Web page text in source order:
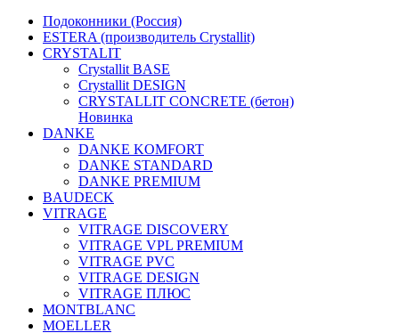
Подоконники (Россия)
ESTERA (производитель Crystallit)
CRYSTALIT
Crystallit BASE
Crystallit DESIGN
CRYSTALLIT CONCRETE (бетон)
Новинка
DANKE
DANKE KOMFORT
DANKE STANDARD
DANKE PREMIUM
BAUDECK
VITRAGE
VITRAGE DISCOVERY
VITRAGE VPL PREMIUM
VITRAGE PVC
VITRAGE DESIGN
VITRAGE ПЛЮС
MONTBLANC
MOELLER